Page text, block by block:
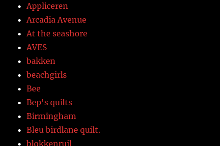
Appliceren
Arcadia Avenue
At the seashore
AVES
bakken
beachgirls
Bee
Bep's quilts
Birmingham
Bleu birdlane quilt.
blokkenruil